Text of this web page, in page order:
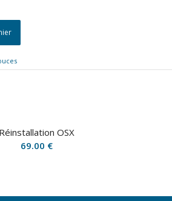
Réinstallation OSX
69.00 €